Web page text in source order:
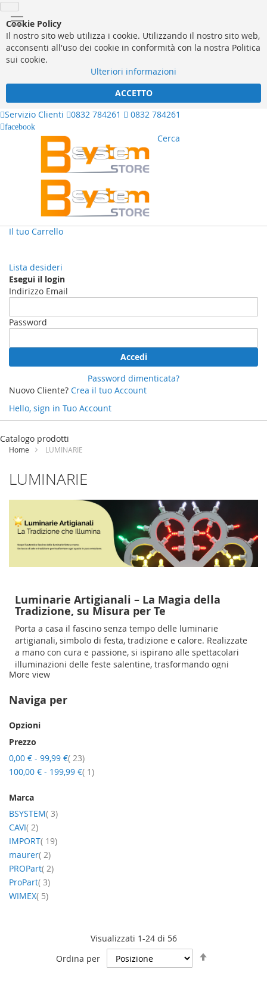
Cookie Policy
Il nostro sito web utilizza i cookie. Utilizzando il nostro sito web,
acconsenti all'uso dei cookie in conformità con la nostra Politica
sui cookie.
Ulteriori informazioni
ACCETTO
Servizio Clienti
0832 784261 0832 784261
facebook
Cerca
Il tuo Carrello
Lista desideri
Esegui il login
Indirizzo Email
Password
Accedi
Password dimenticata?
Nuovo Cliente? Crea il tuo Account
Hello, sign in Tuo Account
Salta
contenuto
Catalogo prodotti
Home LUMINARIE
LUMINARIE
Luminarie Artigianali – La Magia della
Tradizione, su Misura per Te
Porta a casa il fascino senza tempo delle luminarie
artigianali, simbolo di festa, tradizione e calore. Realizzate
a mano con cura e passione, si ispirano alle spettacolari
illuminazioni delle feste salentine, trasformando ogni
ambiente in un luogo unico e suggestivo.
Personalizza la tua luminaria con i nostri accessori, come
luci colorate e componenti aggiuntivi, per creare
stile. Perfette per decorare sia spazi interni che esterni, le
nostre luminarie sono progettate per offrirti bellezza,
qualità e versatilità.
More view
Visualizzati 1-24 di 56
Ordina per
Naviga per
Opzioni
Prezzo
0,00 € - 99,99 € 23elementi
100,00 € - 199,99 € 1elemento
Marca
BSYSTEM 3elementi
CAVI 2elementi
IMPORT 19elementi
maurer 2elementi
PROPart 2elementi
ProPart 3elementi
WIMEX 5elementi